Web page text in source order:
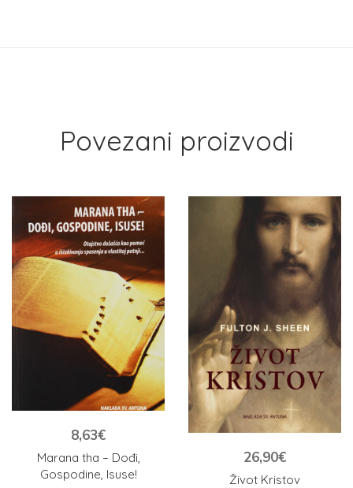
Povezani proizvodi
Marana tha – Dođi,
Gospodine, Isuse!
8,63€
Život Kristov
26,90€